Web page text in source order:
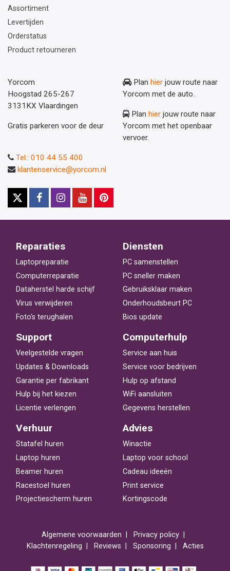
Assortiment
Levertijden
Orderstatus
Product retourneren
Yorcom
Hoogstad 265-267
3131KX Vlaardingen
Gratis parkeren voor de deur
Plan hier jouw route naar
Yorcom met de auto.
Plan hier jouw route naar
Yorcom met het openbaar
vervoer.
Tel.: 010 44 55 400
klantenservice@yorcom.nl
Reparaties
Laptopreparatie
Computerreparatie
Dataherstel harde schijf
Virus verwijderen
Foto's terughalen
Diensten
PC samenstellen
PC sneller maken
Gebruiksklaar maken
Onderhoudsbeurt PC
Bios update
Support
Veelgestelde vragen
Updates & Downloads
Garantie per fabrikant
Hulp bij het kiezen
Licentie verlengen
Computerhulp
Service aan huis
Service voor bedrijven
Hulp op afstand
WiFi aansluiten
Gegevens herstellen
Verhuur
Statafel huren
Laptop huren
Beamer huren
Racestoel huren
Projectiescherm huren
Advies
Winactie
Laptop voor school
Cadeau ideeën
Print service
Kortingscode
Algemene voorwaarden
Privacy policy
Klachtenregeling
Reviews Sponsoring Acties